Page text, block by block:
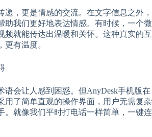
递，更是情感的交流。在文字信息之外，
助我们更好地表达情感。有时候，一个微
频就能传达出温暖和关怀。这种真实的互
更有温度。
语会让人感到困惑。但AnyDesk手机版在
用了简单直观的操作界面，用户无需复杂
。就像我们平时打电话一样简单，一键连